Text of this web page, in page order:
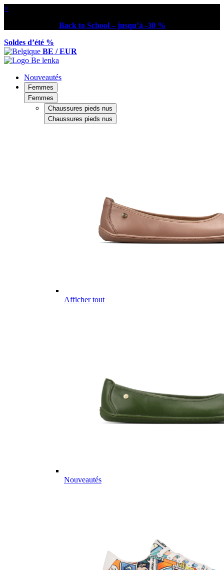
×
Back to School – jusqu’à -30 %
Soldes d’été %
BE / EUR
Nouveautés
Femmes
Femmes
Chaussures pieds nus
Chaussures pieds nus
Afficher tout
Nouveautés